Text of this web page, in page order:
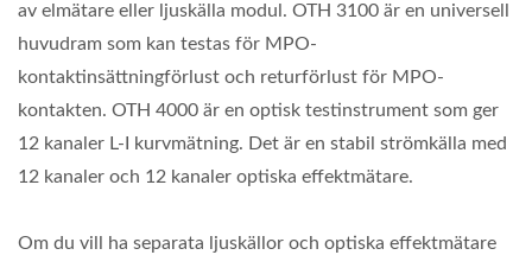
av elmätare eller ljuskälla modul. OTH 3100 är en universell
huvudram som kan testas för MPO-
kontaktinsättningförlust och returförlust för MPO-
kontakten. OTH 4000 är en optisk testinstrument som ger
12 kanaler L-I kurvmätning. Det är en stabil strömkälla med
12 kanaler och 12 kanaler optiska effektmätare.
Om du vill ha separata ljuskällor och optiska effektmätare